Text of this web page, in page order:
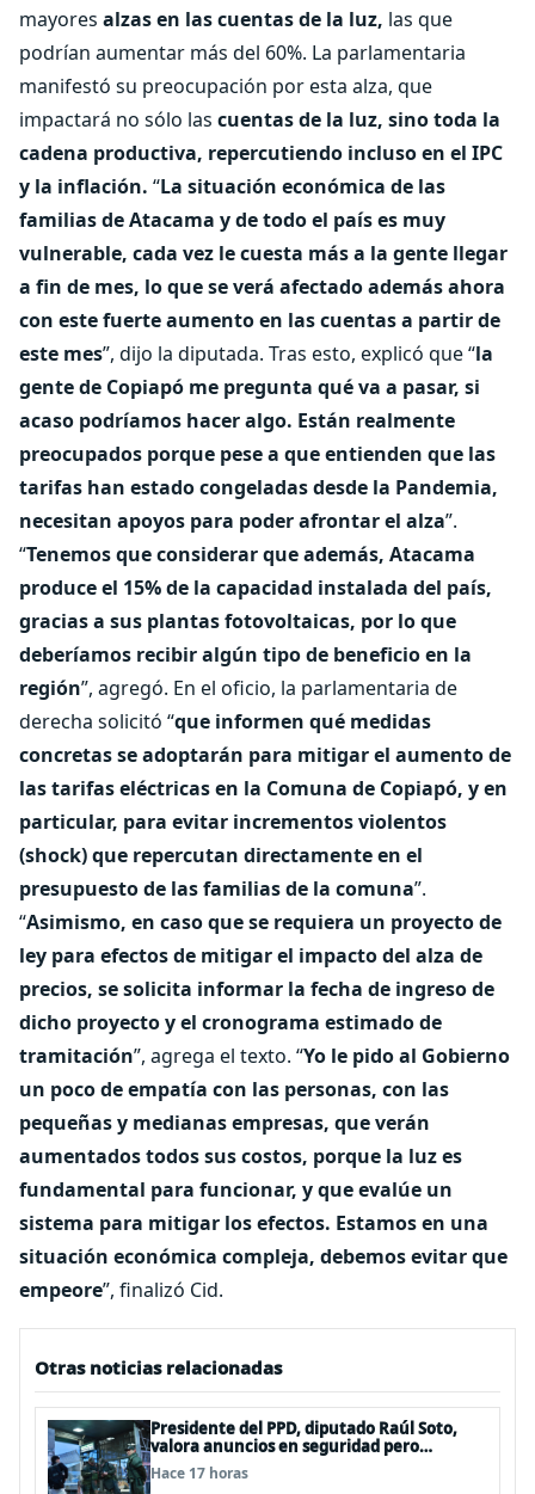
mayores alzas en las cuentas de la luz, las que
podrían aumentar más del 60%. La parlamentaria
manifestó su preocupación por esta alza, que
impactará no sólo las cuentas de la luz, sino toda la
cadena productiva, repercutiendo incluso en el IPC
y la inflación. “La situación económica de las
familias de Atacama y de todo el país es muy
vulnerable, cada vez le cuesta más a la gente llegar
a fin de mes, lo que se verá afectado además ahora
con este fuerte aumento en las cuentas a partir de
este mes”, dijo la diputada. Tras esto, explicó que “la
gente de Copiapó me pregunta qué va a pasar, si
acaso podríamos hacer algo. Están realmente
preocupados porque pese a que entienden que las
tarifas han estado congeladas desde la Pandemia,
necesitan apoyos para poder afrontar el alza”.
“Tenemos que considerar que además, Atacama
produce el 15% de la capacidad instalada del país,
gracias a sus plantas fotovoltaicas, por lo que
deberíamos recibir algún tipo de beneficio en la
región”, agregó. En el oficio, la parlamentaria de
derecha solicitó “que informen qué medidas
concretas se adoptarán para mitigar el aumento de
las tarifas eléctricas en la Comuna de Copiapó, y en
particular, para evitar incrementos violentos
(shock) que repercutan directamente en el
presupuesto de las familias de la comuna”.
“Asimismo, en caso que se requiera un proyecto de
ley para efectos de mitigar el impacto del alza de
precios, se solicita informar la fecha de ingreso de
dicho proyecto y el cronograma estimado de
tramitación”, agrega el texto. “Yo le pido al Gobierno
un poco de empatía con las personas, con las
pequeñas y medianas empresas, que verán
aumentados todos sus costos, porque la luz es
fundamental para funcionar, y que evalúe un
sistema para mitigar los efectos. Estamos en una
situación económica compleja, debemos evitar que
empeore”, finalizó Cid.
Otras noticias relacionadas
Presidente del PPD, diputado Raúl Soto,
valora anuncios en seguridad pero
advierte ausencia clave: alzamiento del
secreto bancario
Hace 17 horas